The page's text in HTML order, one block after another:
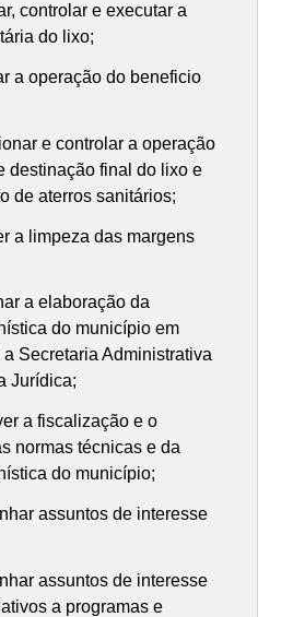
controlar e executar a
do lixo;
a operação do beneficio
e controlar a operação
destinação final do lixo e
de aterros sanitários;
a limpeza das margens
a elaboração da
do município em
Secretaria Administrativa
Jurídica;
a fiscalização e o
normas técnicas e da
do município;
assuntos de interesse
assuntos de interesse
a programas e